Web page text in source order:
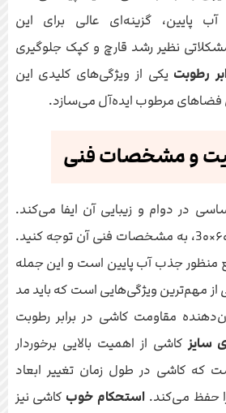
پایین، گزینه‌ای عالی برای این
نظیر رشد قارچ و کپک جلوگیری
رطوبت یکی از ویژگی‌های کلیدی این
فضاهای مرطوب ایده‌آل می‌سازد.
در دوام و زیبایی آن ایفا می‌کند.
منظور جذب آب پایین است و این جمله
از مهم‌ترین ویژگی‌هایی است که باید مد
مقاومت کاشی در برابر رطوبت
سایزکاشی از اهمیت بالایی برخوردار
که کاشی در طول زمان تغییر ابعاد
حفظ می‌کند.استحکام خوب کاشی نیز